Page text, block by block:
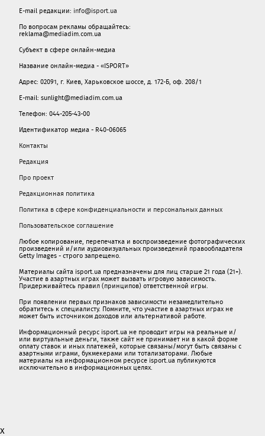
E-mail редакции: info@isport.ua
По вопросам рекламы обращайтесь:
reklama@mediadim.com.ua
Субъект в сфере онлайн-медиа
Название онлайн-медиа - «ISPORT»
Адрес: 02091, г. Киев, Харьковское шоссе, д. 172-Б, оф. 208/1
E-mail: sunlight@mediadim.com.ua
Телефон: 044-205-43-00
Идентификатор медиа - R40-06065
Контакты
Редакция
Про проект
Редакционная политика
Политика в сфере конфиденциальности и персональных данных
Пользовательское соглашение
Любое копирование, перепечатка и воспроизведение фотографических
произведений и/или аудиовизуальных произведений правообладателя
Getty Images - строго запрещено.
Материалы сайта isport.ua предназначены для лиц старше 21 года (21+).
Участие в азартных играх может вызвать игровую зависимость.
Придерживайтесь правил (принципов) ответственной игры.
При появлении первых признаков зависимости незамедлительно
обратитесь к специалисту. Помните, что участие в азартных играх не
может быть источником доходов или альтернативой работе.
Информационный ресурс isport.ua не проводит игры на реальные и/
или виртуальные деньги, также сайт не принимает ни в какой форме
oплaту ставок и иных платежей, которые связаны/могут быть связаны c
азартными игрaми, букмекерами или тотализаторами. Любые
материалы на информационном ресурсе isport.ua публикуютcя
исключительно в информационных целях.
x